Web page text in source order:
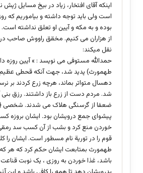
اینکه آقای افتخار، زیاد در بیخ مسایل
است ولی باید توجه داشته و بیاموریم که
بوده و به مکه و آیین او تعلق نداشته
از هزاران می کنیم. مخقق راووش صاحب در
نقل میکند:
حمدالله مستوفی می نویسد : » آیین روزه
طهمورث) پدید شد، جهت آنکه قحطی عظیم
دهسال متواتر بماند، هرچه زرع کردند بر
شد. مردم دست از زرع باز داشتند. رزق بنی
ضعفا از گرسنگی هلاک می شدند. شخصی
پیشوای جمع درویشان بود. ایشان بروزه
خوردن منع کرد و بشب از آن کسب سد
قوم را در توریة نام مسطور است. ایشان را
طهمورث بمتابعت ایشان حکم کرد که هر
باشد، غذا خوردن به روزی ، یک نوبت